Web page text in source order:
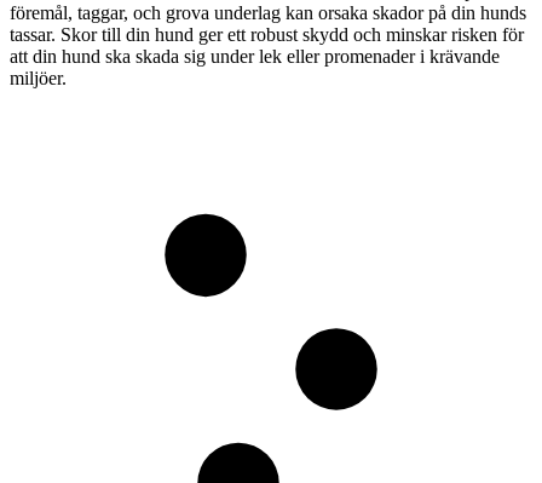
föremål, taggar, och grova underlag kan orsaka skador på din hunds
tassar. Skor till din hund ger ett robust skydd och minskar risken för
att din hund ska skada sig under lek eller promenader i krävande
miljöer.